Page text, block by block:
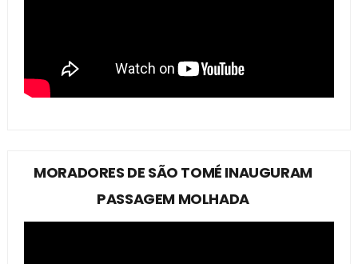
MORADORES DE SÃO TOMÉ INAUGURAM
PASSAGEM MOLHADA